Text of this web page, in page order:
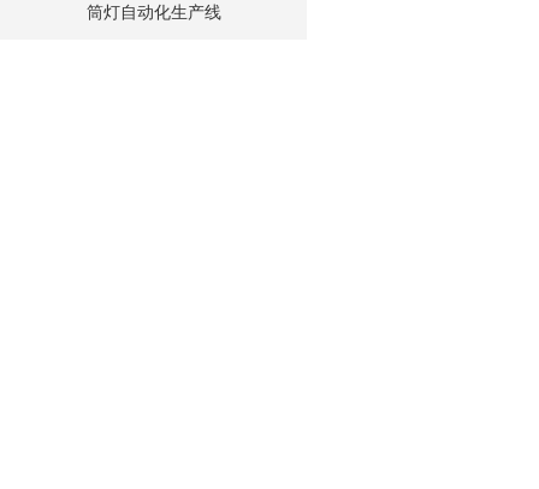
筒灯自动化生产线